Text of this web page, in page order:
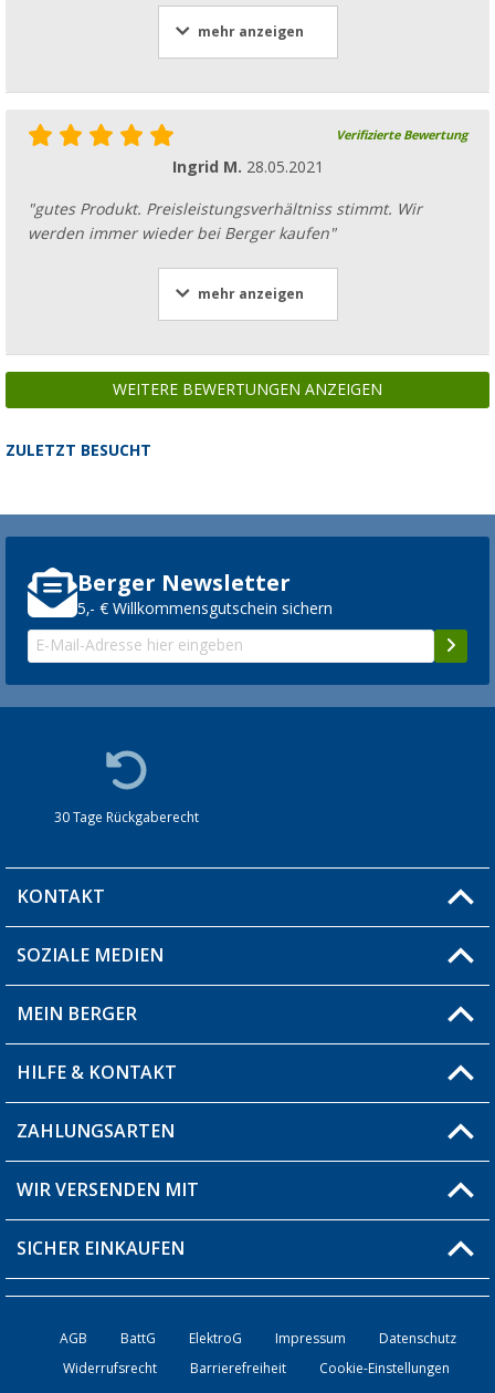
mehr anzeigen
Verifizierte Bewertung
Ingrid M. 28.05.2021
"gutes Produkt. Preisleistungsverhältniss stimmt. Wir
werden immer wieder bei Berger kaufen"
mehr anzeigen
WEITERE BEWERTUNGEN ANZEIGEN
ZULETZT BESUCHT
Berger Newsletter
5,- € Willkommensgutschein sichern
30 Tage Rückgaberecht
KONTAKT
Du hast eine Frage?
Filiale finden
SOZIALE MEDIEN
MEIN BERGER
Blog
Produkttester
Über uns
HILFE & KONTAKT
Fragen & Antworten / FAQ
Versandinformationen
Bestellstatus
Kontakt
ZAHLUNGSARTEN
WIR VERSENDEN MIT
SICHER EINKAUFEN
AGB BattG ElektroG Impressum
Datenschutz
Widerrufsrecht
Barrierefreiheit Cookie-Einstellungen